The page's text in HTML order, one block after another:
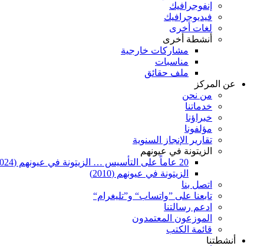
إنفوجرافيك
فيديوجرافيك
لغات أخرى
أنشطة أخرى
مشاركات خارجية
مناسبات
ملف حقائق
عن المركز
من نحن
خدماتنا
خبراؤنا
مؤلفونا
تقارير الإنجاز السنوية
الزيتونة في عيونهم
20 عاماً على التأسيس … الزيتونة في عيونهم (2024)
الزيتونة في عيونهم (2010)
اتصل بنا
تابعنا على ”واتساب“ و”تليغرام“
ادعم رسالتنا
الموزعون المعتمدون
قائمة الكتب
أنشطتنا